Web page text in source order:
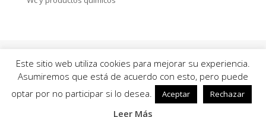
Política de Cookies
© karavancamper.com 2019-2024
Este sitio web utiliza cookies para mejorar su experiencia.
Asumiremos que está de acuerdo con esto, pero puede
optar por no participar si lo desea.
Aceptar Rechazar
Leer Más